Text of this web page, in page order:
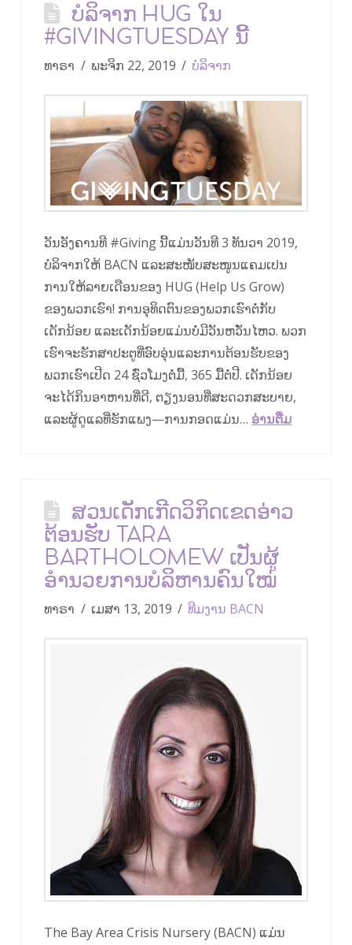
ບໍລິຈາກ HUG ໃນ
#GIVINGTUESDAY ນີ້
ທາຣາ ພະຈິກ 22, 2019 ບໍ​ລິ​ຈາກ
ວັນອັງຄານທີ #Giving ນີ້ແມ່ນວັນທີ 3 ທັນວາ 2019,
ບໍລິຈາກໃຫ້ BACN ແລະສະໜັບສະໜູນແຄມເປນ
ການໃຫ້ລາຍເດືອນຂອງ HUG (Help Us Grow)
ຂອງພວກເຮົາ! ການອຸທິດຕົນຂອງພວກເຮົາຕໍ່ກັບ
ເດັກນ້ອຍ ແລະເດັກນ້ອຍແມ່ນບໍ່ມີວັນຫວັ່ນໄຫວ. ພວກ​
ເຮົາ​ຈະ​ຮັກ​ສາ​ປະ​ຕູ​ທີ່​ອົບ​ອຸ່ນ​ແລະ​ການ​ຕ້ອນ​ຮັບ​ຂອງ​
ພວກ​ເຮົາ​ເປີດ 24 ຊົ່ວ​ໂມງ​ຕໍ່​ມື້, 365 ມື້​ຕໍ່​ປີ. ເດັກ​ນ້ອຍ​
ຈະ​ໄດ້​ກິນ​ອາ​ຫານ​ທີ່​ດີ, ຕຽງ​ນອນ​ທີ່​ສະ​ດວກ​ສະ​ບາຍ,
ແລະ​ຜູ້​ດູ​ແລ​ທີ່​ຮັກ​ແພງ—ການ​ກອດ​ແມ່ນ… ອ່ານ​ຕື່ມ
ສວນເດັກເກີດວິກິດເຂດອ່າວ
ຕ້ອນຮັບ TARA
BARTHOLOMEW ເປັນຜູ້
ອໍານວຍການບໍລິຫານຄົນໃໝ່
ທາຣາ ເມສາ 13, 2019 ທີມງານ BACN
The Bay Area Crisis Nursery (BACN) ແມ່ນ